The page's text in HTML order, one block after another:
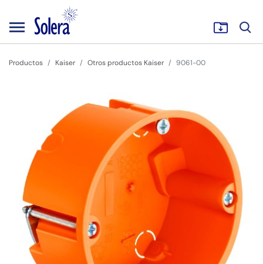
Productos Kaiser Otros productos Kaiser 9061-00